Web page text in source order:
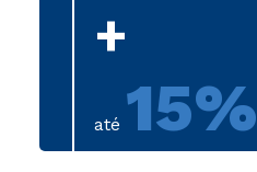
+
até 15%